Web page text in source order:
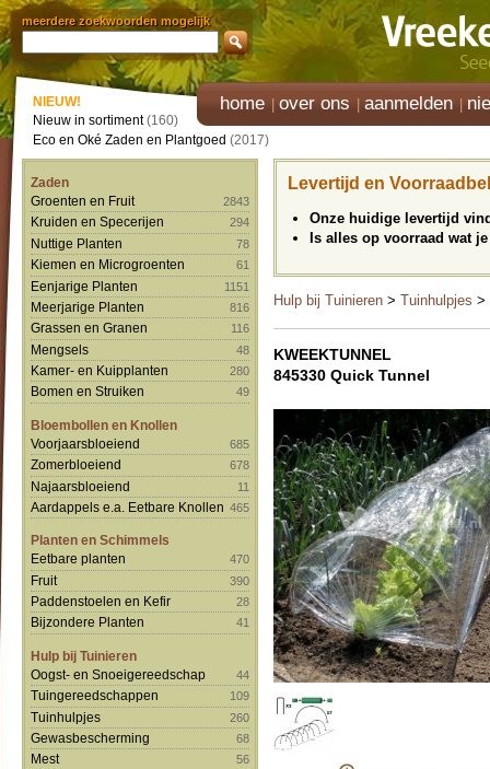
meerdere zoekwoorden mogelijk
home over ons aanmelden
NIEUW!
Nieuw in sortiment(160)
Eco en Oké Zaden en Plantgoed (2017)
Zaden
Groenten en Fruit
2843
Kruiden en Specerijen 294
Nuttige Planten 78
Kiemen en Microgroenten 61
Eenjarige Planten 1151
Meerjarige Planten 816
Grassen en Granen 116
Mengsels 48
Kamer- en Kuipplanten 280
Bomen en Struiken 49
Bloembollen en Knollen
Voorjaarsbloeiend
685
Zomerbloeiend 678
Najaarsbloeiend 11
Aardappels e.a. Eetbare Knollen 465
Planten en Schimmels
Eetbare planten
470
Fruit 390
Paddenstoelen en Kefir 28
Bijzondere Planten 41
Hulp bij Tuinieren
Oogst- en Snoeigereedschap
44
Tuingereedschappen 109
Tuinhulpjes 260
Gewasbescherming 68
Mest 56
Levertijd en
Onze huidige levertijd
Is alles op voorraad wat
Hulp bij Tuinieren > Tuinhulpjes >
KWEEKTUNNEL
845330 Quick Tunnel